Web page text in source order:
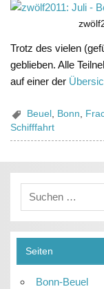
Trotz des vielen
geblieben. Alle
auf einer der
Beuel , Bonn,
Schifffahrt
Seiten
Bonn-Beuel